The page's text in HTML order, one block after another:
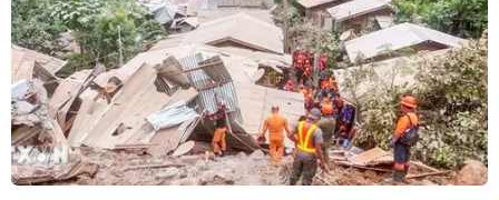
THỦY
Sở hữu trí tuệ
Quy định sử dụng
RSS
Hỗ trợ
Ngôn ngữ
TTXVN